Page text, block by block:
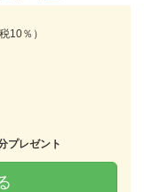
10％）
プレゼント